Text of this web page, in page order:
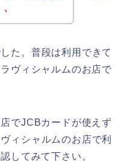
た。普段は利用できて
ヴィシャルムのお店で
でJCBカードが使えず
ィシャルムのお店で利
してみて下さい。